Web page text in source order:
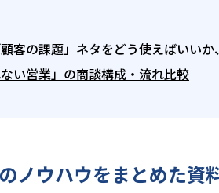
客の課題」ネタをどう使えばいい
い営業」の商談構成・流れ比較
ノウハウをまとめた資